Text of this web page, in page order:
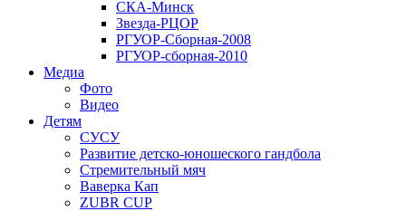
СКА-Минск
Звезда-РЦОР
РГУОР-Сборная-2008
РГУОР-сборная-2010
Медиа
Фото
Видео
Детям
СУСУ
Развитие детско-юношеского гандбола
Стремительный мяч
Ваверка Кап
ZUBR CUP